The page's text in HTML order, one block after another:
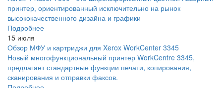
принтер, ориентированный исключительно на рынок
высококачественного дизайна и графики
Подробнее
15 июля
Обзор МФУ и картриджи для Xerox WorkCenter 3345
Новый многофункциональный принтер WorkCentre 3345,
предлагает стандартные функции печати, копирования,
сканирования и отправки факсов.